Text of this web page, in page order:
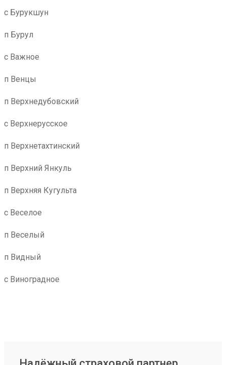
с Бурукшун
п Бурул
с Важное
п Венцы
п Верхнедубовский
с Верхнерусское
п Верхнетахтинский
п Верхний Янкуль
п Верхняя Кугульта
с Веселое
п Веселый
п Видный
с Виноградное